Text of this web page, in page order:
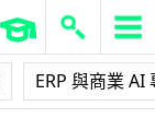
ERP 與商業 AI